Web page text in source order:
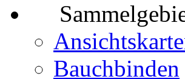
Bauchbinden